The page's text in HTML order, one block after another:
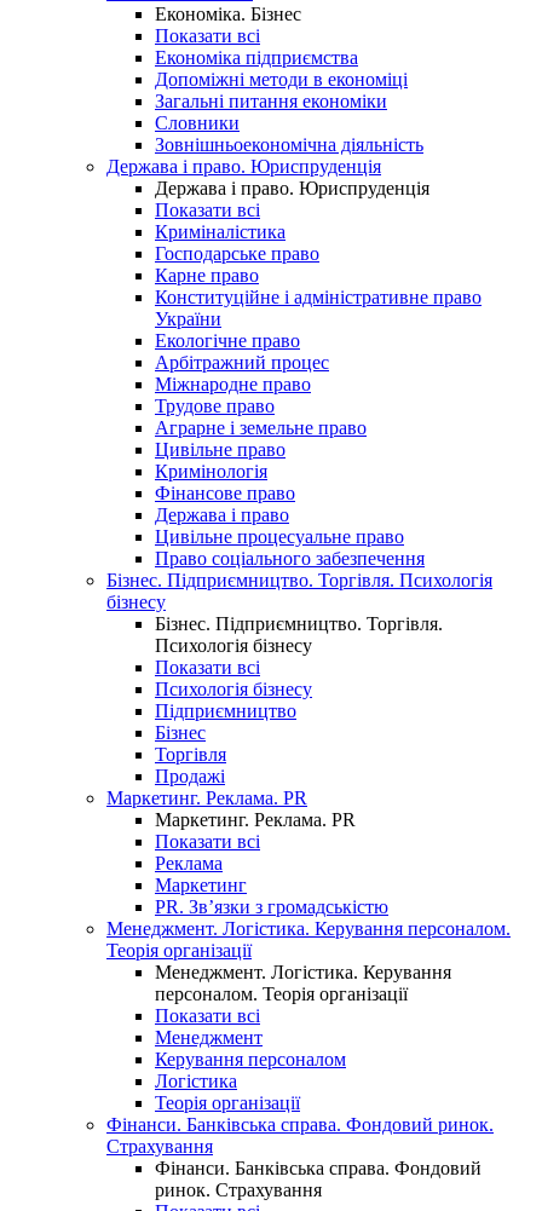
Економіка. Бізнес
Показати всі
Економіка підприємства
Допоміжні методи в економіці
Загальні питання економіки
Словники
Зовнішньоекономічна діяльність
Держава і право. Юриспруденція
Держава і право. Юриспруденція
Показати всі
Криміналістика
Господарське право
Карне право
Конституційне і адміністративне право
України
Екологічне право
Арбітражний процес
Міжнародне право
Трудове право
Аграрне і земельне право
Цивільне право
Кримінологія
Фінансове право
Держава і право
Цивільне процесуальне право
Право соціального забезпечення
Бізнес. Підприємництво. Торгівля. Психологія
бізнесу
Бізнес. Підприємництво. Торгівля.
Психологія бізнесу
Показати всі
Психологія бізнесу
Підприємництво
Бізнес
Торгівля
Продажі
Маркетинг. Реклама. PR
Маркетинг. Реклама. PR
Показати всі
Реклама
Маркетинг
PR. Зв’язки з громадськістю
Менеджмент. Логістика. Керування персоналом.
Теорія організації
Менеджмент. Логістика. Керування
персоналом. Теорія організації
Показати всі
Менеджмент
Керування персоналом
Логістика
Теорія організації
Фінанси. Банківська справа. Фондовий ринок.
Страхування
Фінанси. Банківська справа. Фондовий
ринок. Страхування